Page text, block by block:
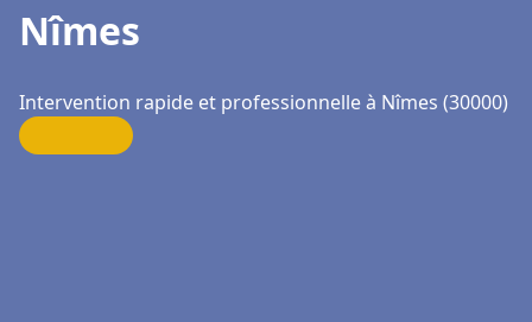
Nîmes
Intervention rapide et professionnelle à Nîmes (30000)